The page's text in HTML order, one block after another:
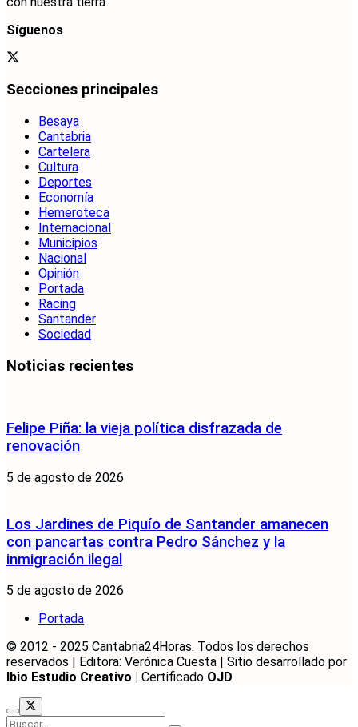
Síguenos
Secciones principales
Besaya
Cantabria
Cartelera
Cultura
Deportes
Economía
Hemeroteca
Internacional
Municipios
Nacional
Opinión
Portada
Racing
Santander
Sociedad
Noticias recientes
Felipe Piña: la vieja política disfrazada de
renovación
5 de agosto de 2026
Los Jardines de Piquío de Santander amanecen
con pancartas contra Pedro Sánchez y la
inmigración ilegal
5 de agosto de 2026
Portada
© 2012 - 2025 Cantabria24Horas. Todos los derechos
reservados | Editora: Verónica Cuesta | Sitio desarrollado por
Ibio Estudio Creativo |
Certificado OJD